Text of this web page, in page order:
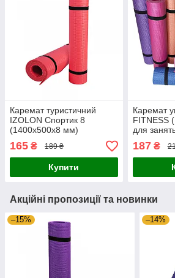
Каремат туристичний
IZOLON Спортик 8
(1400х500х8 мм)
кольоровий, для спорту та
відпочинку, похідний
м'який до намету
165 ₴ 189 ₴
Купити
Каремат
FITNESS
для
похідний
187₴
Акційні пропозиції та новинки
–15% –14%